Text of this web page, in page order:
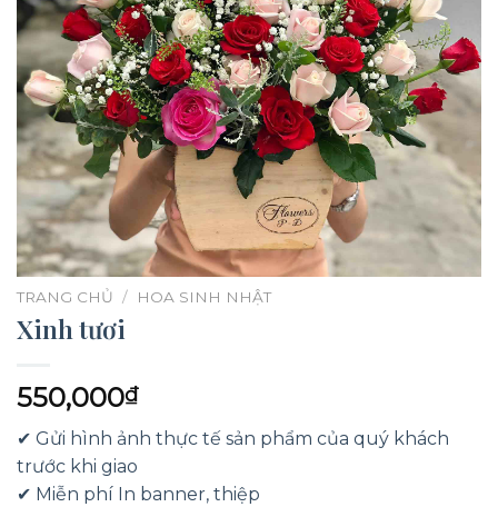
TRANG CHỦ / HOA SINH NHẬT
Xinh tươi
550,000₫
✔ Gửi hình ảnh thực tế sản phẩm của quý khách
trước khi giao
✔ Miễn phí In banner, thiệp